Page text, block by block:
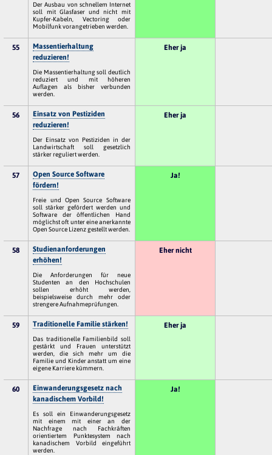
Der Ausbau von schnellem Internet
soll mit Glasfaser und nicht mit
Kupfer-Kabeln, Vectoring oder
Mobilfunk vorangetrieben werden.
55
Massentierhaltung
reduzieren!
Die Massentierhaltung soll deutlich
reduziert und mit höheren
Auflagen als bisher verbunden
werden.
Eher ja
56
Einsatz von Pestiziden
reduzieren!
Der Einsatz von Pestiziden in der
Landwirtschaft soll gesetzlich
stärker reguliert werden.
Eher ja
57
Open Source Software
fördern!
Freie und Open Source Software
soll stärker gefördert werden und
Software der öffentlichen Hand
möglichst oft unter eine anerkannte
Open Source Lizenz gestellt werden.
Ja!
58
Studienanforderungen
erhöhen!
Die Anforderungen für neue
Studenten an den Hochschulen
sollen erhöht werden,
beispielsweise durch mehr oder
strengere Aufnahmeprüfungen.
Eher nicht
59 Traditionelle Familie stärken!
Das traditionelle Familienbild soll
gestärkt und Frauen unterstützt
werden, die sich mehr um die
Familie und Kinder anstatt um eine
eigene Karriere kümmern.
Eher ja
60
Einwanderungsgesetz nach
kanadischem Vorbild!
Es soll ein Einwanderungsgesetz
mit einem mit einer an der
Nachfrage nach Fachkräften
orientiertem Punktesystem nach
kanadischem Vorbild eingeführt
werden.
Ja!